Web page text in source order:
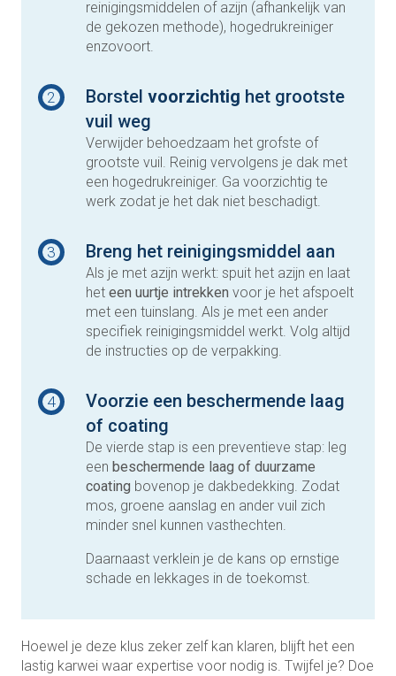
reinigingsmiddelen of azijn (afhankelijk van
de gekozen methode), hogedrukreiniger
enzovoort.
2 Borstelvoorzichtig het grootste
vuil weg
Verwijder behoedzaam het grofste of
grootste vuil. Reinig vervolgens je dak met
een hogedrukreiniger. Ga voorzichtig te
werk zodat je het dak niet beschadigt.
3 Breng het reinigingsmiddel aan
Als je met azijn werkt: spuit het azijn en laat
heteen uurtje intrekkenvoor je het afspoelt
met een tuinslang. Als je met een ander
specifiek reinigingsmiddel werkt. Volg altijd
de instructies op de verpakking.
4
Voorzie een beschermende laag
of coating
De vierde stap is een preventieve stap: leg
eenbeschermende laag of duurzame
coating bovenop je dakbedekking. Zodat
mos, groene aanslag en ander vuil zich
minder snel kunnen vasthechten.
Daarnaast verklein je de kans op ernstige
schade en lekkages in de toekomst.
Hoewel je deze klus zeker zelf kan klaren, blijft het een
lastig karwei waar expertise voor nodig is. Twijfel je? Doe